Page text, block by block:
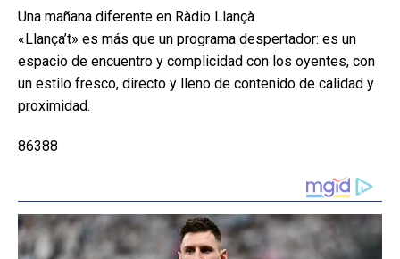
Una mañana diferente en Ràdio Llançà
«Llança’t» es más que un programa despertador: es un
espacio de encuentro y complicidad con los oyentes, con
un estilo fresco, directo y lleno de contenido de calidad y
proximidad.
86388